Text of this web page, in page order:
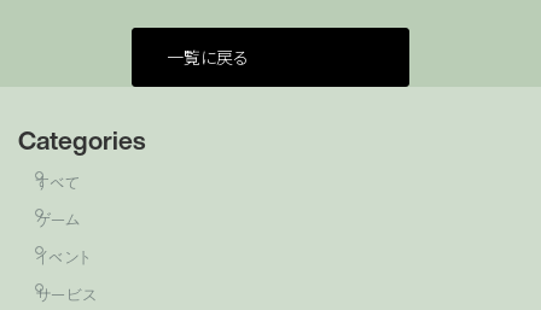
Categories
すべて
ゲーム
イベント
サービス
一覧に戻る